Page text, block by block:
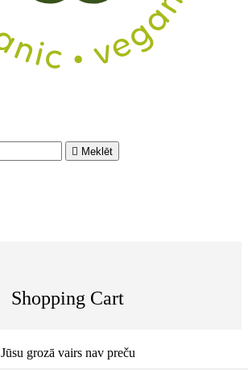
 Meklēt
Shopping Cart
Jūsu grozā vairs nav preču